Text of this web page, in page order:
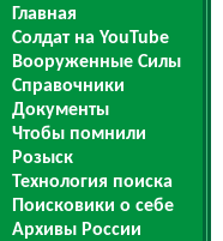
Главная
Солдат на YouTube
Вооруженные Силы
Справочники
Документы
Чтобы помнили
Розыск
Технология поиска
Поисковики о себе
Архивы России